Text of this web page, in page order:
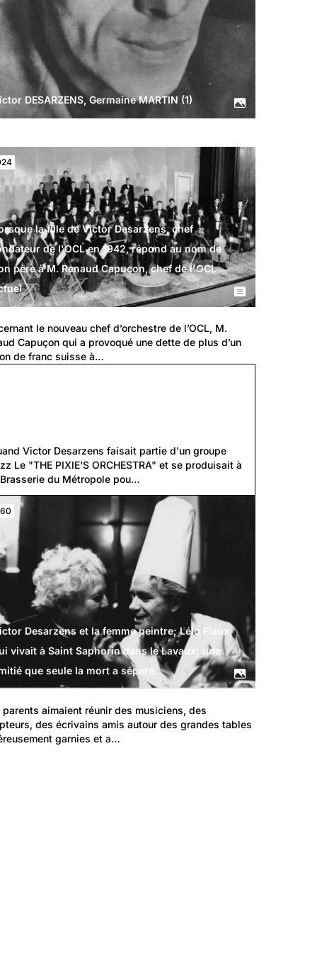
DESARZENS, Germaine MARTIN (1)
la fille de Victor Desarzens, chef
de l'OCL en 1942, répond au nom de
père à M. Renaud Capuçon, chef de l'OCL
le nouveau chef d’orchestre de l’OCL, M.
Capuçon qui a provoqué une dette de plus d’un
de franc suisse à…
Victor Desarzens faisait partie d'un groupe
Le "THE PIXIE'S ORCHESTRA" et se produisait à
du Métropole pou…
Desarzens et la femme peintre; Lélo Fiaux,
vivait à Saint Saphorin dans le Lavaux; une
que seule la mort a séparé.
parents aimaient réunir des musiciens, des
des écrivains amis autour des grandes tables
garnies et a…